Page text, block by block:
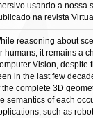
usando a nossa
na revista
reasoning about
humans, it remains a
Vision, despite
in the last few
the complete 3D
semantics of each
such as